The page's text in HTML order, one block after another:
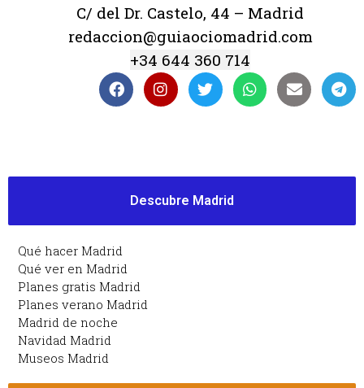
C/ del Dr. Castelo, 44 – Madrid
redaccion@guiaociomadrid.com
+34 644 360 714
Descubre Madrid
Qué hacer Madrid
Qué ver en Madrid
Planes gratis Madrid
Planes verano Madrid
Madrid de noche
Navidad Madrid
Museos Madrid